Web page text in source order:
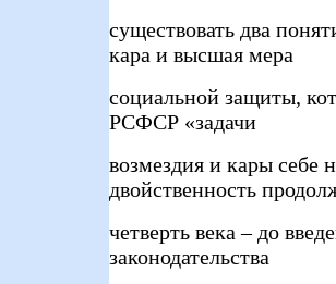
существовать два
кара и высшая мера
социальной защиты,
РСФСР «задачи
возмездия и кары себе
двойственность
четверть века – до
законодательства